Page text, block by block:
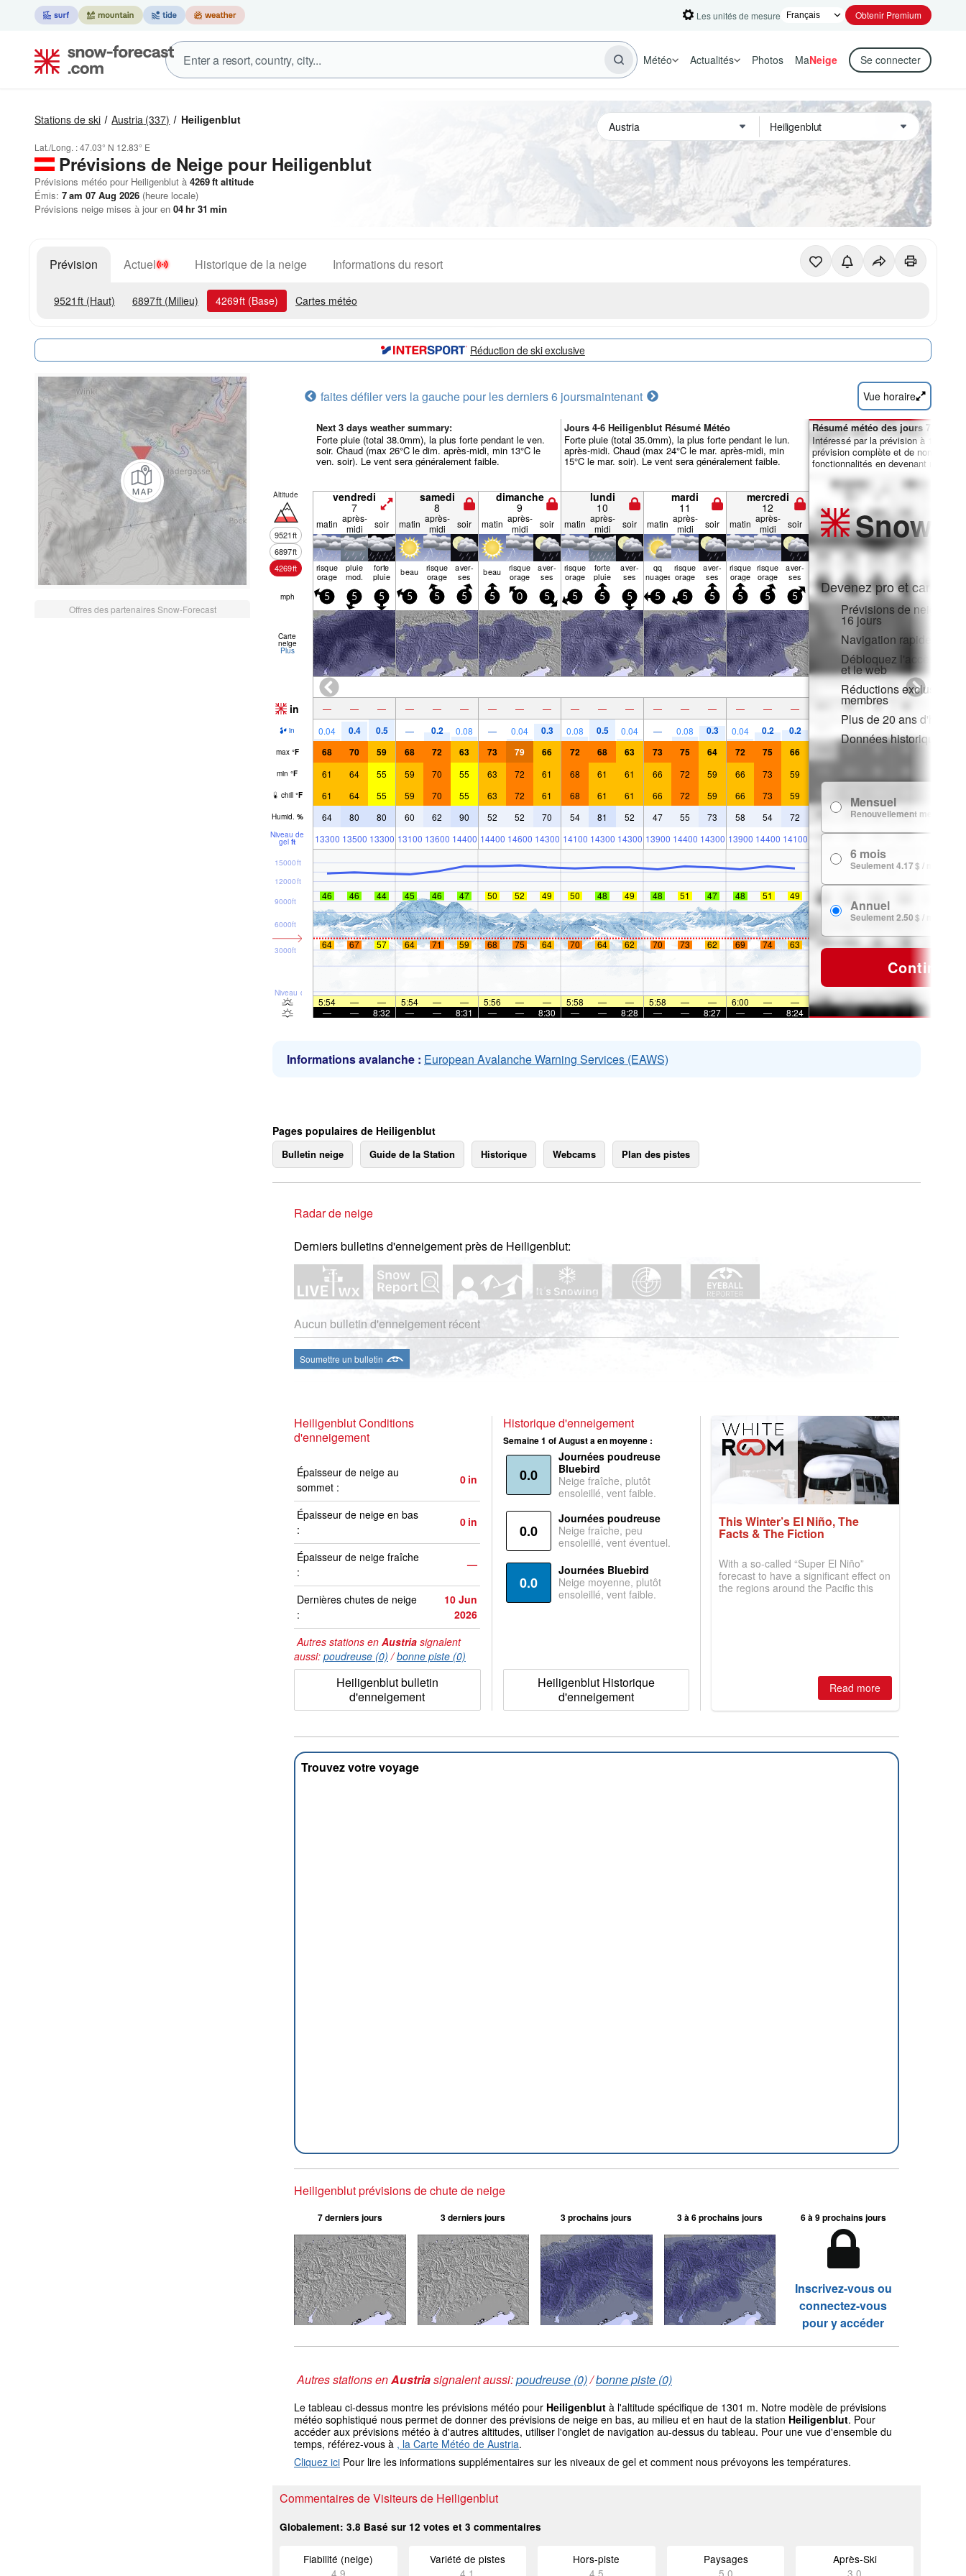
Les unités de mesure Obtenir Premium
Météo Actualités Photos MaNeige Se connecter
Stations de ski Austria (337) Heiligenblut
Lat./Long. :47.03° N 12.83° E
Prévisions de Neige pour Heiligenblut
Prévisions météo pour Heiligenblut à 4269ft altitude
Émis: 7 am 07 Aug 2026 (heure locale)
Prévisions neige mises à jour en 04hr 31 min
Prévision Actuel Historique de la neige Informations du resort
9521 ft (Haut) 6897ft (Milieu) 4269ft (Base) Cartes météo
Réduction de ski exclusive
Offres des partenaires Snow-Forecast
faites défiler vers la gauche pour les derniers 6 joursmaintenant Vue horaire
Next 3 days weather summary:
Forte pluie (total 38.0mm), la plus forte pendant le ven.
soir. Chaud (max 26°C le dim. après-midi, min 13°C le
ven. soir). Le vent sera généralement faible.
Jours 4-6 Heiligenblut Résumé Météo
Forte pluie (total 35.0mm), la plus forte pendant le lun.
après-midi. Chaud (max 24°C le mar. après-midi, min
15°C le mar. soir). Le vent sera généralement faible.
Altitude
9521ft
6897ft
4269ft
vendredi
7
samedi
8
dimanche
9
lundi
10
mardi
11
mercredi
12
matin après-
midi
soir matin après-
midi
soir matin après-
midi
soir matin après-
midi
soir matin après-
midi
soir matin après-
midi
soir
risque
orage
pluie
mod.
forte
pluie beau risque
orage
aver­
ses beau risque
orage
aver­
ses
risque
orage
forte
pluie
aver­
ses
qq
nuages
risque
orage
aver­
ses
risque
orage
risque
orage
aver­
ses
mph 5 5 5 5 5 5 5 0 5 5 5 5 5 5 5 5 5 5
Carte
neige
Plus
in — — — — — — — — — — — — — — — — — —
in 0.04 0.4 0.5 — 0.2 0.08 — 0.04 0.3 0.08 0.5 0.04 — 0.08 0.3 0.04 0.2 0.2
max °F 68 70 59 68 72 63 73 79 66 72 68 63 73 75 64 72 75 66
min °F 61 64 55 59 70 55 63 72 61 68 61 61 66 72 59 66 73 59
chill °F 61 64 55 59 70 55 63 72 61 68 61 61 66 72 59 66 73 59
Humid. % 64 80 80 60 62 90 52 52 70 54 81 52 47 55 73 58 54 72
Niveau de
gel ft 13300 13500 13300 13100 13600 14400 14400 14600 14300 14100 14300 14300 13900 14400 14300 13900 14400 14100
Niveau de la mer
3000ft
6000ft
9000ft
12000ft
15000ft
46 46 44 45 46 47 50 52 49 50 48 49 48 51 47 48 51 49
64 67 57 64 71 59 68 75 64 70 64 62 70 73 62 69 74 63
5:54 — — 5:54 — — 5:56 — — 5:58 — — 5:58 — — 6:00 —
—
—
— 8:32 — — 8:31 — — 8:30 — — 8:28 — — 8:27 — — 8:24
Résumé météo des jours 7-16 :
Intéressé par la prévision à 16 jours
prévision complète et de
fonctionnalités en devenant membre
Snow
Devenez pro et carve en:
Prévisions de neige
16 jours
Navigation rapide sans
Débloquez l'accès
et le web
Réductions exclusives
membres
Plus de 20 ans
Données historiques de
Mensuel
Renouvellement mensuel
6 mois
Seulement 4.17 $ / mois
Annuel
Seulement 2.50 $ / mois
Continuer
Informations avalanche : European Avalanche Warning Services (EAWS)
Pages populaires de Heiligenblut
Bulletin neige Guide de la Station Historique Webcams Plan des pistes
Radar de neige
Derniers bulletins d'enneigement près de Heiligenblut:
Aucun bulletin d'enneigement récent
Soumettre un bulletin
Heiligenblut Conditions
d'enneigement
Épaisseur de neige au
sommet :
0 in
Épaisseur de neige en bas
:
0 in
Épaisseur de neige fraîche
:
—
Dernières chutes de neige
:
10 Jun
2026
Autres stations en Austria signalent
aussi: poudreuse (0) /bonne piste (0)
Heiligenblut bulletin
d'enneigement
Historique d'enneigement
Semaine 1 of August a en moyenne :
0.0
Journées poudreuse
Bluebird
Neige fraîche, plutôt
ensoleillé, vent faible.
0.0
Journées poudreuse
Neige fraîche, peu
ensoleillé, vent éventuel.
0.0
Journées Bluebird
Neige moyenne, plutôt
ensoleillé, vent faible.
Heiligenblut Historique
d'enneigement
This Winter’s El Niño, The
Facts & The Fiction
With a so-called “Super El Niño”
forecast to have a significant effect on
the regions around the Pacific this
Read more
Trouvez votre voyage
Heiligenblut prévisions de chute de neige
7 derniers jours 3 derniers jours 3 prochains jours 3 à 6 prochains jours 6 à 9 prochains jours
Inscrivez-vous ou
connectez-vous
pour y accéder
Autres stations enAustriasignalent aussi:poudreuse (0)/bonne piste (0)
Le tableau ci-dessus montre les prévisions météo pour Heiligenblut à l'altitude spécifique de 1301 m. Notre modèle de prévisions
météo sophistiqué nous permet de donner des prévisions de neige en bas, au milieu et en haut de la station Heiligenblut. Pour
accéder aux prévisions météo à d'autres altitudes, utiliser l'onglet de navigation au-dessus du tableau. Pour une vue d'ensemble du
temps, référez-vous à , la Carte Météo de Austria.
Cliquez ici Pour lire les informations supplémentaires sur les niveaux de gel et comment nous prévoyons les températures.
Commentaires de Visiteurs de Heiligenblut
Globalement: 3.8 Basé sur 12 votes et 3 commentaires
Fiabilité (neige)
4.9
Variété de pistes
4.1
Hors-piste
4.5
Paysages
5.0
Après-Ski
3.0